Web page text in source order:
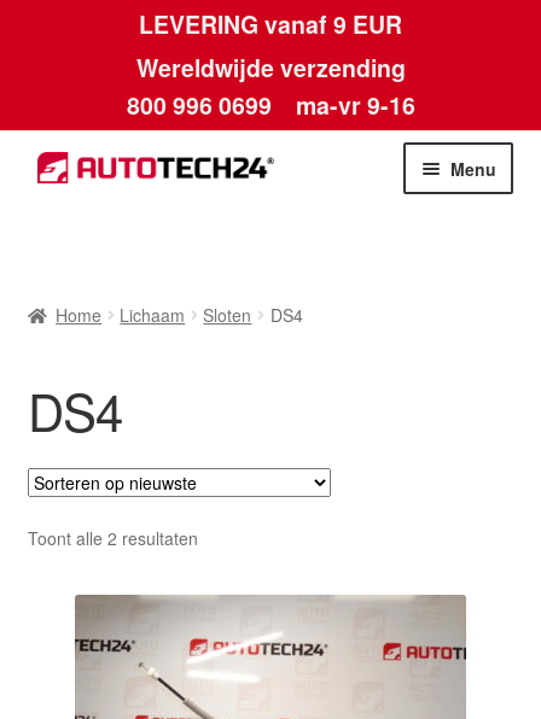
LEVERING vanaf 9 EUR
Wereldwijde verzending
800 996 0699 ma-vr 9-16
Ga
door
Ga
naar
Menu
Betalingen
Contact
Klachten
Klachtenprocedure
Home Lichaam Sloten DS4
DS4
Toont alle 2 resultatenGesorteerd
nieuwste